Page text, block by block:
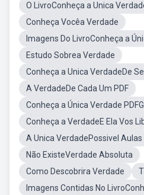
O LivroConheça a Unica
Conheça Vocêa Verdade
Imagens Do LivroConheça a
Estudo Sobrea Verdade
Conheça a Unica VerdadeDe
A VerdadeDe Cada Um PDF
Conheça a Única Verdade
Conheça a VerdadeE Ela Vos
A Unica VerdadePossivel Aulas
Não ExisteVerdade Absoluta
Como Descobrira Verdade
Imagens Contidas No